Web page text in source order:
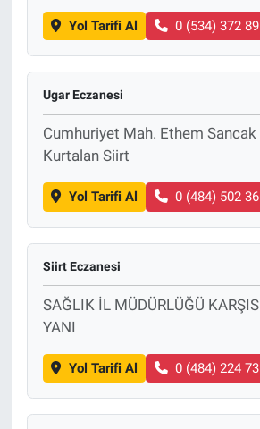
Yol Tarifi Al 0 (534) 372
Ugar Eczanesi
Cumhuriyet Mah. Ethem Sancak
Kurtalan Siirt
Yol Tarifi Al 0 (484) 502
Siirt Eczanesi
SAĞLIK İL MÜDÜRLÜĞÜ
YANI
Yol Tarifi Al 0 (484) 224